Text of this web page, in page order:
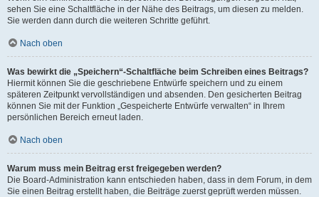
sehen Sie eine Schaltfläche in der Nähe des Beitrags, um diesen zu melden.
Sie werden dann durch die weiteren Schritte geführt.
Nach oben
Was bewirkt die „Speichern“-Schaltfläche beim Schreiben eines Beitrags?
Hiermit können Sie die geschriebene Entwürfe speichern und zu einem
späteren Zeitpunkt vervollständigen und absenden. Den gesicherten Beitrag
können Sie mit der Funktion „Gespeicherte Entwürfe verwalten“ in Ihrem
persönlichen Bereich erneut laden.
Nach oben
Warum muss mein Beitrag erst freigegeben werden?
Die Board-Administration kann entschieden haben, dass in dem Forum, in dem
Sie einen Beitrag erstellt haben, die Beiträge zuerst geprüft werden müssen.